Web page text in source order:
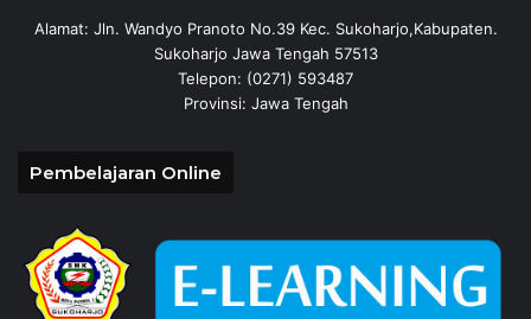
Alamat: Jln. Wandyo Pranoto No.39 Kec. Sukoharjo,Kabupaten.
Sukoharjo Jawa Tengah 57513
Telepon: (0271) 593487
Provinsi: Jawa Tengah
Pembelajaran Online